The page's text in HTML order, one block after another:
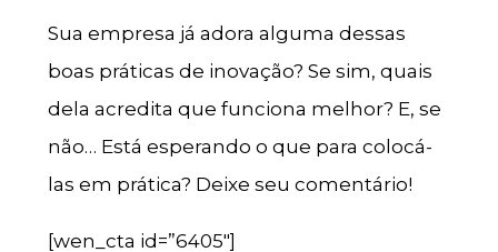
Sua empresa já adora alguma dessas
boas práticas de inovação? Se sim, quais
dela acredita que funciona melhor? E, se
não… Está esperando o que para colocá-
las em prática? Deixe seu comentário!
[wen_cta id=”6405″]